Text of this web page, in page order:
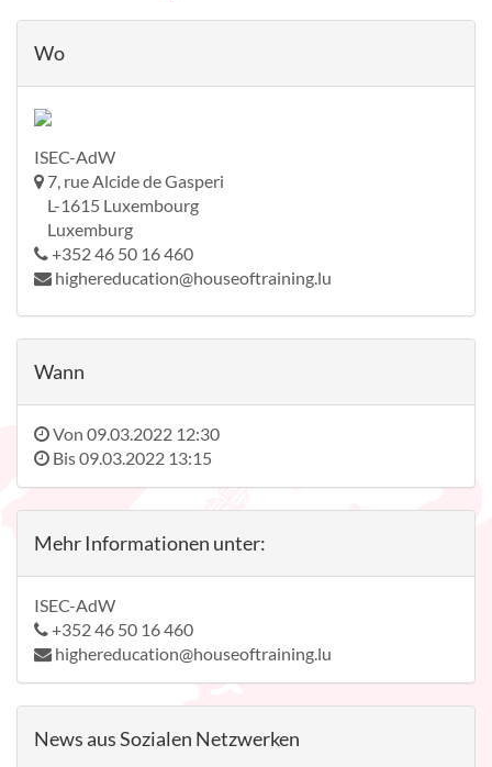
Wo
ISEC-AdW
7, rue Alcide de Gasperi
L-1615 Luxembourg
Luxemburg
+352 46 50 16 460
highereducation@houseoftraining.lu
Wann
Von 09.03.2022 12:30
Bis09.03.2022 13:15
Mehr Informationen unter:
ISEC-AdW
+352 46 50 16 460
highereducation@houseoftraining.lu
News aus Sozialen Netzwerken